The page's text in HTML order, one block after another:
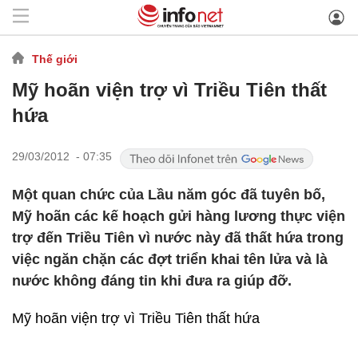
Thế giới
Mỹ hoãn viện trợ vì Triều Tiên thất
hứa
29/03/2012 - 07:35
Một quan chức của Lầu năm góc đã tuyên bố,
Mỹ hoãn các kế hoạch gửi hàng lương thực viện
trợ đến Triều Tiên vì nước này đã thất hứa trong
việc ngăn chặn các đợt triển khai tên lửa và là
nước không đáng tin khi đưa ra giúp đỡ.
Mỹ hoãn viện trợ vì Triều Tiên thất hứa